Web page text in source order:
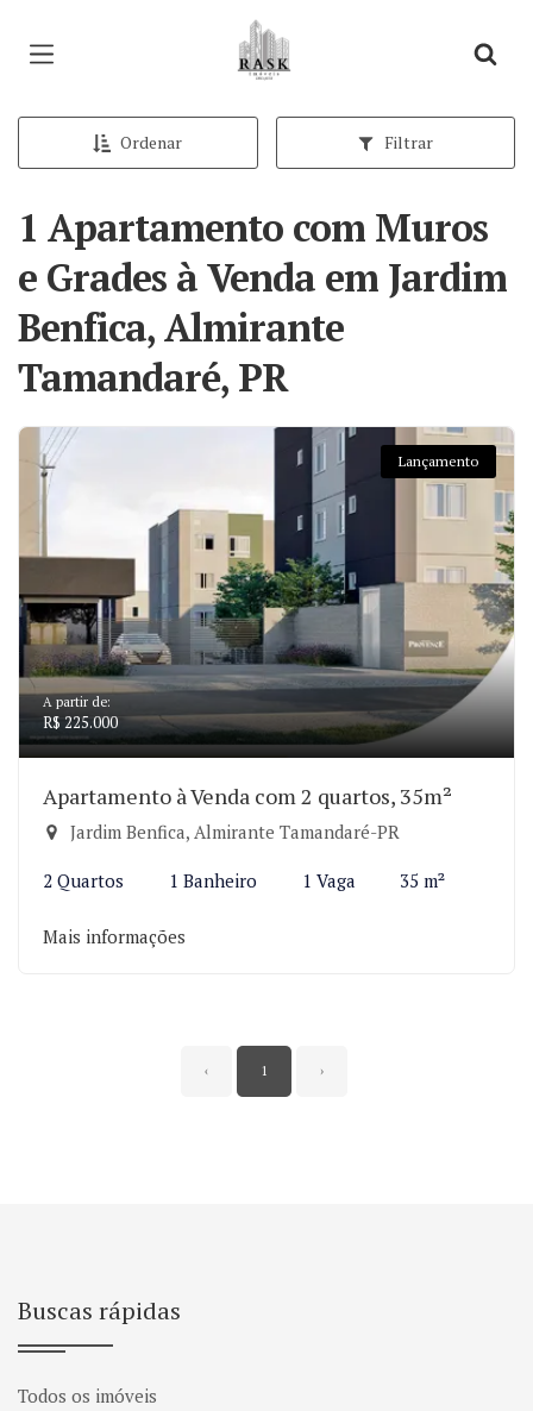
Página inicial
Ordenar Filtrar
1 Apartamento com Muros
e Grades à Venda em Jardim
Benfica, Almirante
Tamandaré, PR
Lançamento
A partir de:
R$ 225.000
Apartamento à Venda com 2 quartos, 35m²
Jardim Benfica, Almirante Tamandaré-PR
2 Quartos 1 Banheiro 1 Vaga 35 m²
Mais informações
‹ 1 ›
Buscas rápidas
Todos os imóveis